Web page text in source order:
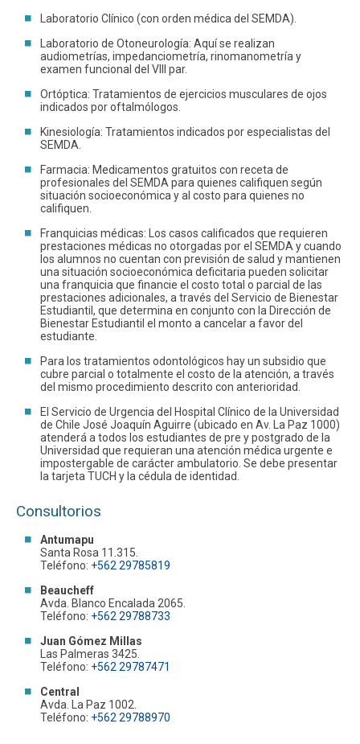
Laboratorio Clínico (con orden médica del SEMDA).
Laboratorio de Otoneurología: Aquí se realizan
audiometrías, impedanciometría, rinomanometría y
examen funcional del VIII par.
Ortóptica: Tratamientos de ejercicios musculares de ojos
indicados por oftalmólogos.
Kinesiología: Tratamientos indicados por especialistas del
SEMDA.
Farmacia: Medicamentos gratuitos con receta de
profesionales del SEMDA para quienes califiquen según
situación socioeconómica y al costo para quienes no
califiquen.
Franquicias médicas: Los casos calificados que requieren
prestaciones médicas no otorgadas por el SEMDA y cuando
los alumnos no cuentan con previsión de salud y mantienen
una situación socioeconómica deficitaria pueden solicitar
una franquicia que financie el costo total o parcial de las
prestaciones adicionales, a través del Servicio de Bienestar
Estudiantil, que determina en conjunto con la Dirección de
Bienestar Estudiantil el monto a cancelar a favor del
estudiante.
Para los tratamientos odontológicos hay un subsidio que
cubre parcial o totalmente el costo de la atención, a través
del mismo procedimiento descrito con anterioridad.
El Servicio de Urgencia del Hospital Clínico de la Universidad
de Chile José Joaquín Aguirre (ubicado en Av. La Paz 1000)
atenderá a todos los estudiantes de pre y postgrado de la
Universidad que requieran una atención médica urgente e
impostergable de carácter ambulatorio. Se debe presentar
la tarjeta TUCH y la cédula de identidad.
Consultorios
Antumapu
Santa Rosa 11.315.
Teléfono: +562 29785819
Beaucheff
Avda. Blanco Encalada 2065.
Teléfono: +562 29788733
Juan Gómez Millas
Las Palmeras 3425.
Teléfono: +562 29787471
Central
Avda. La Paz 1002.
Teléfono: +562 29788970